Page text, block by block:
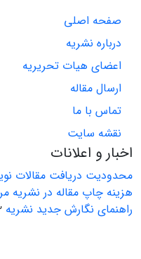
صفحه اصلی
درباره نشریه
اعضای هیات تحریریه
ارسال مقاله
تماس با ما
نقشه سایت
اخبار و اعلانات
محدودیت دریافت مقالات
هزینه چاپ مقاله در نشریه
راهنمای نگارش جدید نشریه